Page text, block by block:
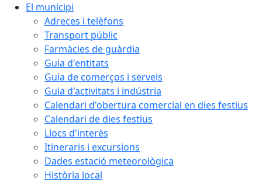
El municipi
Adreces i telèfons
Transport públic
Farmàcies de guàrdia
Guia d'entitats
Guia de comerços i serveis
Guia d'activitats i indústria
Calendari d'obertura comercial en dies festius
Calendari de dies festius
Llocs d'interès
Itineraris i excursions
Dades estació meteorològica
Història local